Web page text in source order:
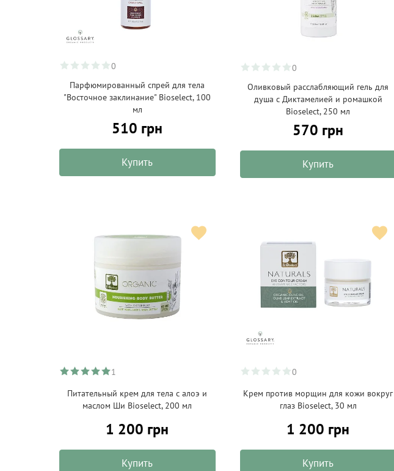
0
Парфюмированный спрей для тела
"Восточное заклинание" Bioselect, 100
мл
510 грн
Купить
0
Оливковый расслабляющий гель для
душа с Диктамелией и ромашкой
Bioselect, 250 мл
570 грн
Купить
1
Питательный крем для тела с алоэ и
маслом Ши Bioselect, 200 мл
1 200 грн
Купить
0
Крем против морщин для кожи вокруг
глаз Bioselect, 30 мл
1 200 грн
Купить